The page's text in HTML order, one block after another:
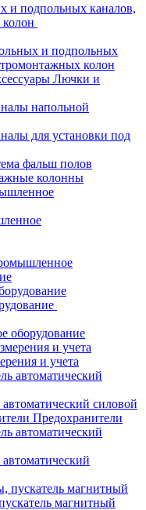
и подпольных каналов,
и подпольных
колон
Лючки и
напольной
для установки под
фальш полов
колонны
оборудование
и учета
силовой
Предохранители
магнитный